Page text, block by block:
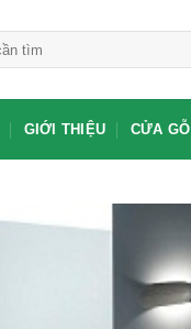
GIỚI THIỆU CỬA GỖ